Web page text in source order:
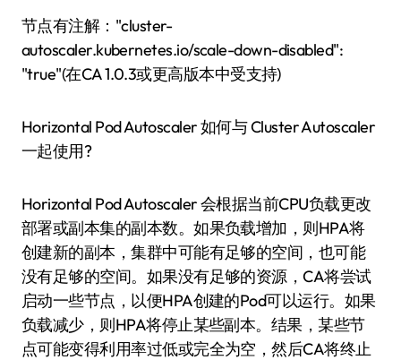
节点有注解："cluster-
autoscaler.kubernetes.io/scale-down-disabled":
"true"(在CA 1.0.3或更高版本中受支持)
Horizontal Pod Autoscaler 如何与 Cluster Autoscaler
一起使用?
Horizontal Pod Autoscaler 会根据当前CPU负载更改
部署或副本集的副本数。如果负载增加，则HPA将
创建新的副本，集群中可能有足够的空间，也可能
没有足够的空间。如果没有足够的资源，CA将尝试
启动一些节点，以便HPA创建的Pod可以运行。如果
负载减少，则HPA将停止某些副本。结果，某些节
点可能变得利用率过低或完全为空，然后CA将终止